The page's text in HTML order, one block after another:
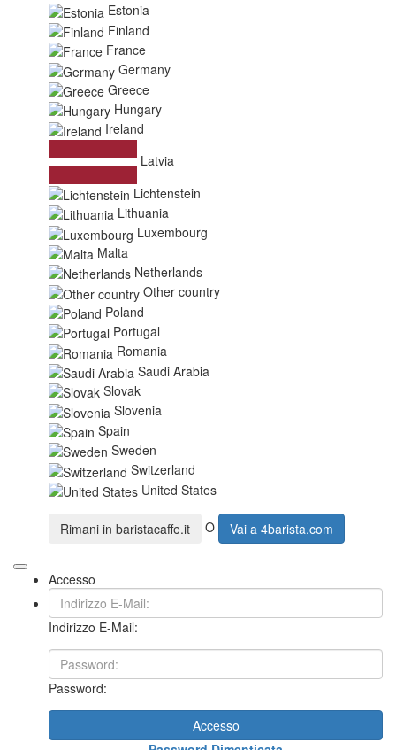
Estonia
Finland
France
Germany
Greece
Hungary
Ireland
Latvia
Lichtenstein
Lithuania
Luxembourg
Malta
Netherlands
Other country
Poland
Portugal
Romania
Saudi Arabia
Slovak
Slovenia
Spain
Sweden
Switzerland
United States
Rimani in baristacaffe.it O Vai a 4barista.com
Accesso
Indirizzo E-Mail:
Password:
Accesso